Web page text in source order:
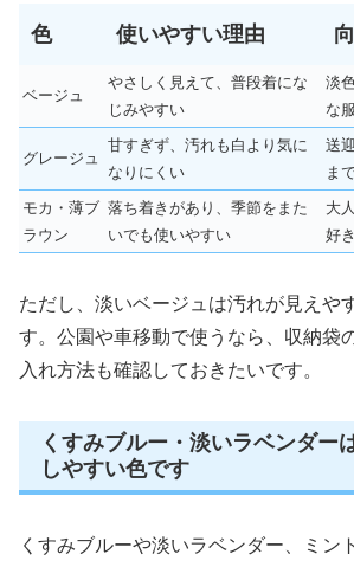
色 使いやすい理由
ベージュ
やさしく見えて、普段着にな
じみやすい
淡
な
グレージュ
甘すぎず、汚れも白より気に
なりにくい
送
ま
モカ・薄ブ
ラウン
落ち着きがあり、季節をまた
いでも使いやすい
大
好
ただし、淡いベージュは汚れが見えや
す。公園や車移動で使うなら、収納袋
入れ方法も確認しておきたいです。
くすみブルー・淡いラベンダー
しやすい色です
くすみブルーや淡いラベンダー、ミン